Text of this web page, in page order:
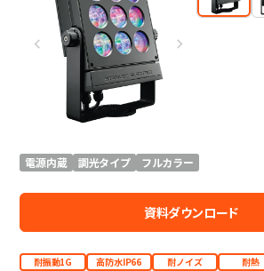
English
サステナビリティ
株主・投資家情報
ニュース
採用情報
電源内蔵 調光タイプ フルカラー
資料ダウンロード
耐振動1G 高防水IP66 耐ノイズ 耐熱